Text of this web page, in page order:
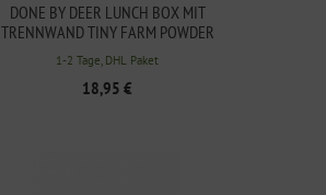
DONE BY DEER LUNCH BOX MIT
TRENNWAND TINY FARM POWDER
1-2 Tage, DHL Paket
18,95 €